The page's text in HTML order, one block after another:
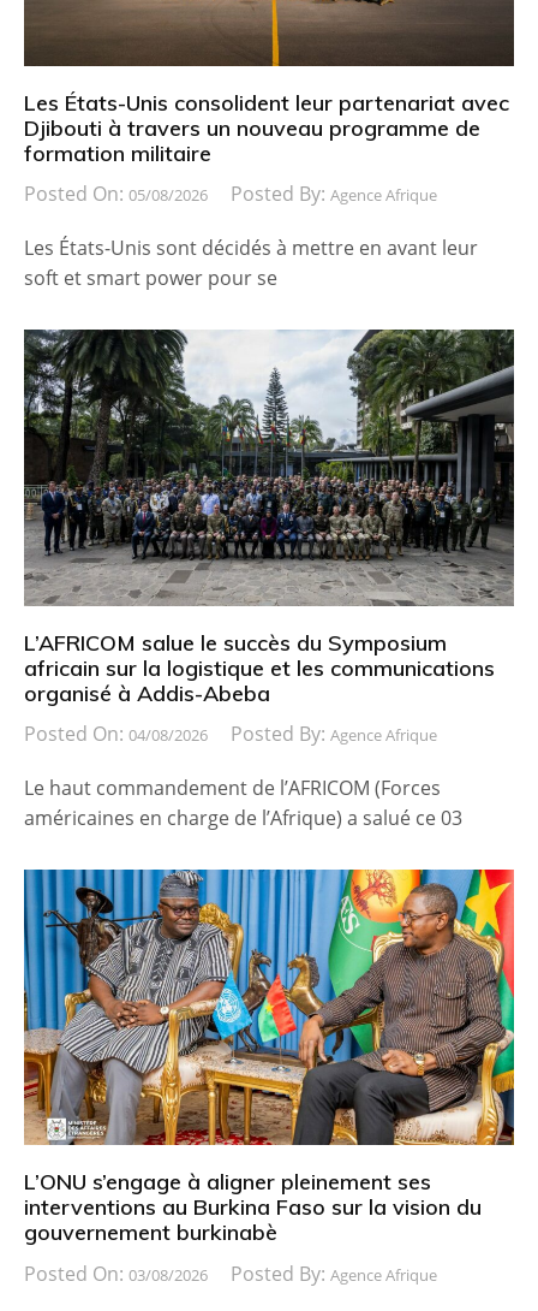
Les États-Unis consolident leur partenariat avec
Djibouti à travers un nouveau programme de
formation militaire
Posted On: 05/08/2026 Posted By: Agence Afrique
Les États-Unis sont décidés à mettre en avant leur
soft et smart power pour se
L’AFRICOM salue le succès du Symposium
africain sur la logistique et les communications
organisé à Addis-Abeba
Posted On: 04/08/2026 Posted By: Agence Afrique
Le haut commandement de l’AFRICOM (Forces
américaines en charge de l’Afrique) a salué ce 03
L’ONU s’engage à aligner pleinement ses
interventions au Burkina Faso sur la vision du
gouvernement burkinabè
Posted On: 03/08/2026 Posted By: Agence Afrique